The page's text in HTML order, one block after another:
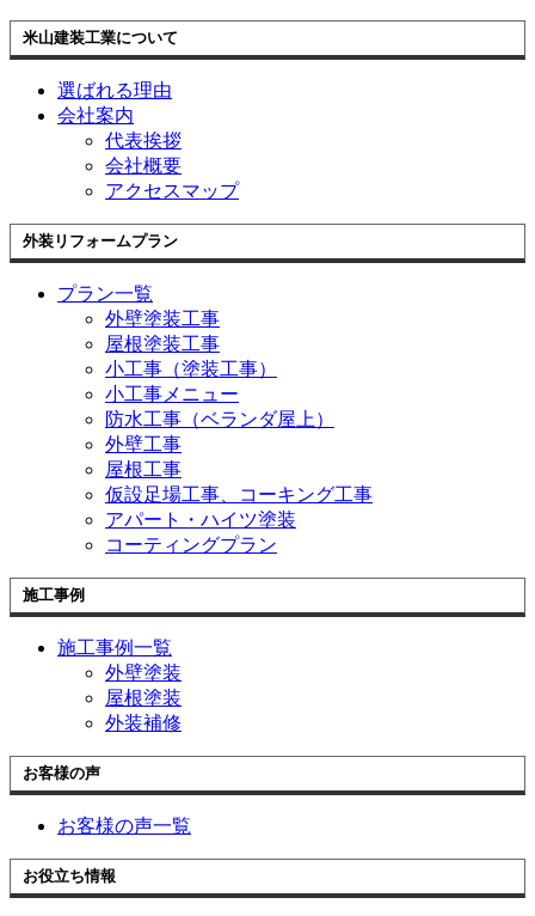
米山建装工業について
選ばれる理由
会社案内
代表挨拶
会社概要
アクセスマップ
外装リフォームプラン
プラン一覧
外壁塗装工事
屋根塗装工事
小工事（塗装工事）
小工事メニュー
防水工事（ベランダ屋上）
外壁工事
屋根工事
仮設足場工事、コーキング工事
アパート・ハイツ塗装
コーティングプラン
施工事例
施工事例一覧
外壁塗装
屋根塗装
外装補修
お客様の声
お客様の声一覧
お役立ち情報